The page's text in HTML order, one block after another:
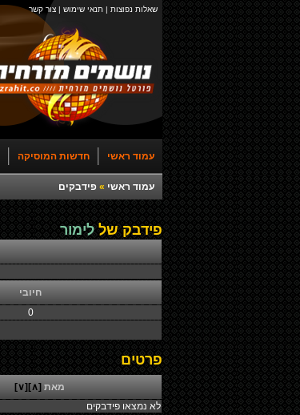
שאלות נפוצות | תנאי שימוש | צור קשר
עמוד ראשי חדשות המוסיקה
עמוד ראשי » פידבקים
פידבק של לימור
חיובי
0
פרטים
מאת [∧]
[∨]
לא נמצאו פידבקים